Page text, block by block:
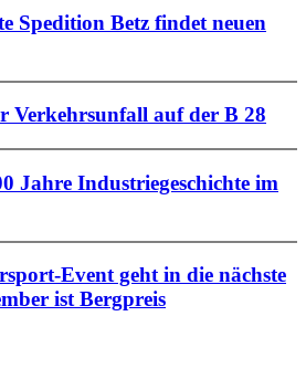
Spedition Betz findet neuen
Verkehrsunfall auf der B 28
Jahre Industriegeschichte im
Event geht in die nächste
ist Bergpreis